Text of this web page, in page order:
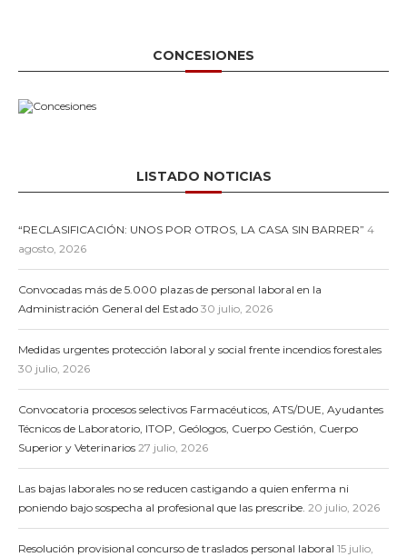
CONCESIONES
LISTADO NOTICIAS
“RECLASIFICACIÓN: UNOS POR OTROS, LA CASA SIN BARRER” 4
agosto, 2026
Convocadas más de 5.000 plazas de personal laboral en la
Administración General del Estado 30 julio, 2026
Medidas urgentes protección laboral y social frente incendios forestales
30 julio, 2026
Convocatoria procesos selectivos Farmacéuticos, ATS/DUE, Ayudantes
Técnicos de Laboratorio, ITOP, Geólogos, Cuerpo Gestión, Cuerpo
Superior y Veterinarios 27 julio, 2026
Las bajas laborales no se reducen castigando a quien enferma ni
poniendo bajo sospecha al profesional que las prescribe. 20 julio, 2026
Resolución provisional concurso de traslados personal laboral 15 julio,